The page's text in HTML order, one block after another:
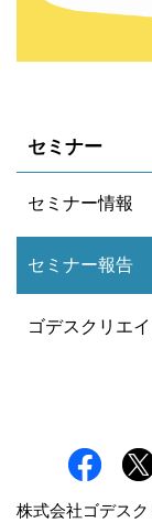
セミナー
セミナー情報
セミナー報告
ゴデスクリエ
株式会社ゴデス